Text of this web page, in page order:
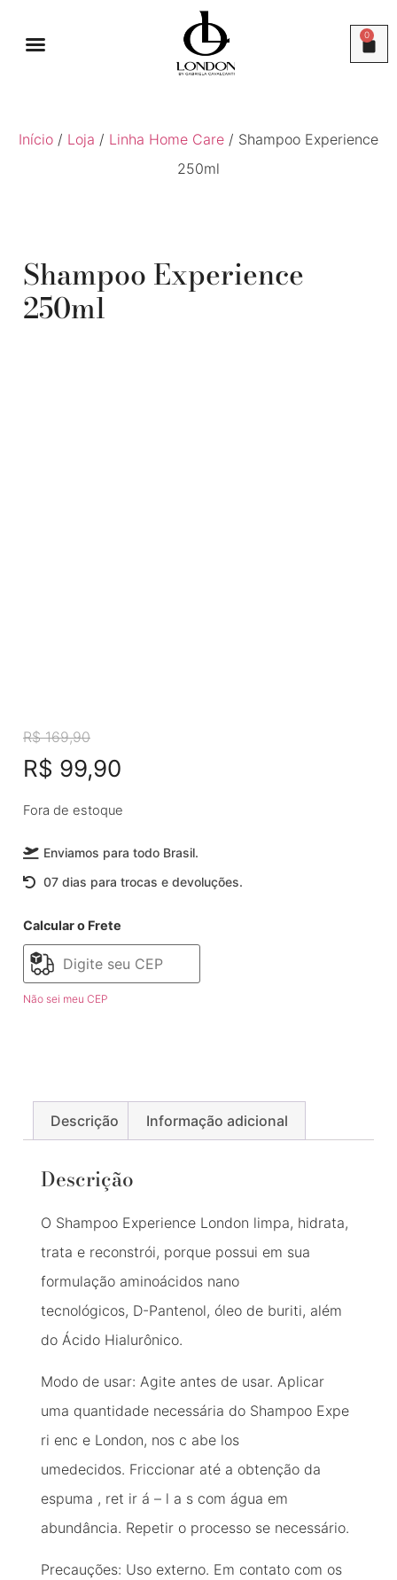
0
Início / Loja / Linha Home Care / Shampoo Experience
250ml
Shampoo Experience
250ml
R$169,90
R$ 99,90
Fora de estoque
Enviamos para todo Brasil.
07 dias para trocas e devoluções.
Calcular o Frete
Não sei meu CEP
Descrição Informação adicional
Descrição
O Shampoo Experience London limpa, hidrata,
trata e reconstrói, porque possui em sua
formulação aminoácidos nano
tecnológicos, D-Pantenol, óleo de buriti, além
do Ácido Hialurônico.
Modo de usar: Agite antes de usar. Aplicar
uma quantidade necessária do Shampoo Expe
ri enc e London, nos c abe los
umedecidos. Friccionar até a obtenção da
espuma , ret ir á – l a s com água em
abundância. Repetir o processo se necessário.
Precauções: Uso externo. Em contato com os